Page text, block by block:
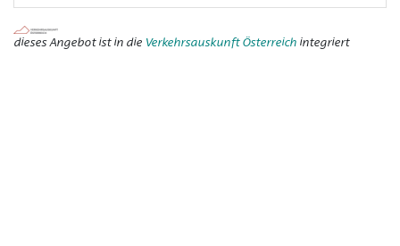
dieses Angebot ist in die Verkehrsauskunft Österreich integriert